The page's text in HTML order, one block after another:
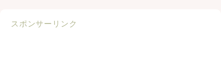
スポンサーリンク